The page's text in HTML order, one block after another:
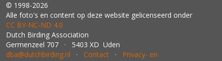
© 1998-2026
Alle foto's en content op deze website gelicenseerd onder
CC BY‑NC‑ND 4.0
Dutch Birding Association
Germenzeel 707 · 5403 XD Uden
dba@dutchbirding.nl · Contact · Privacy- en